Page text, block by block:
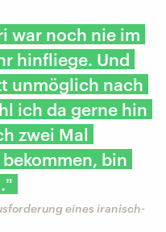
war noch nie im
hinfliege. Und
unmöglich nach
ich da gerne hin
zwei Mal
bin
eines iranisch-